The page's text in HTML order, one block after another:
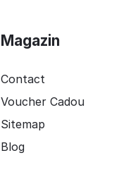
Magazin
Contact
Voucher Cadou
Sitemap
Blog